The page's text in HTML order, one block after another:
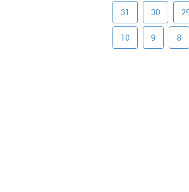
31 30
10 9 8